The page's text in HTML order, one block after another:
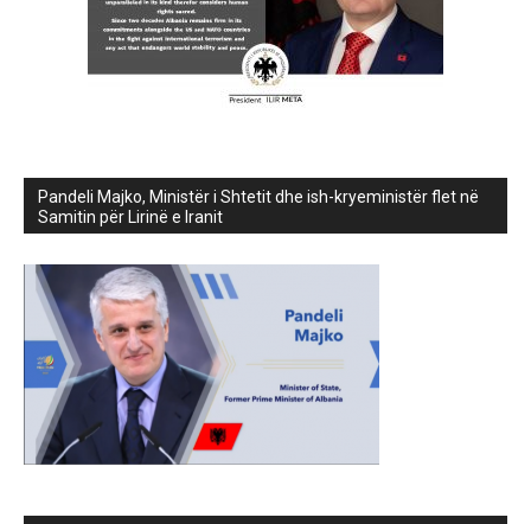
Pandeli Majko, Ministër i Shtetit dhe ish-kryeministër flet në
Samitin për Lirinë e Iranit